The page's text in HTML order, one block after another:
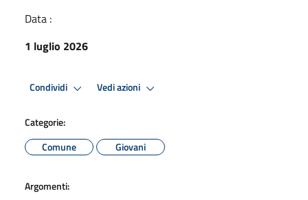
Data :
1 luglio 2026
Condividi Vedi azioni
Categorie:
Comune
Giovani
Argomenti: